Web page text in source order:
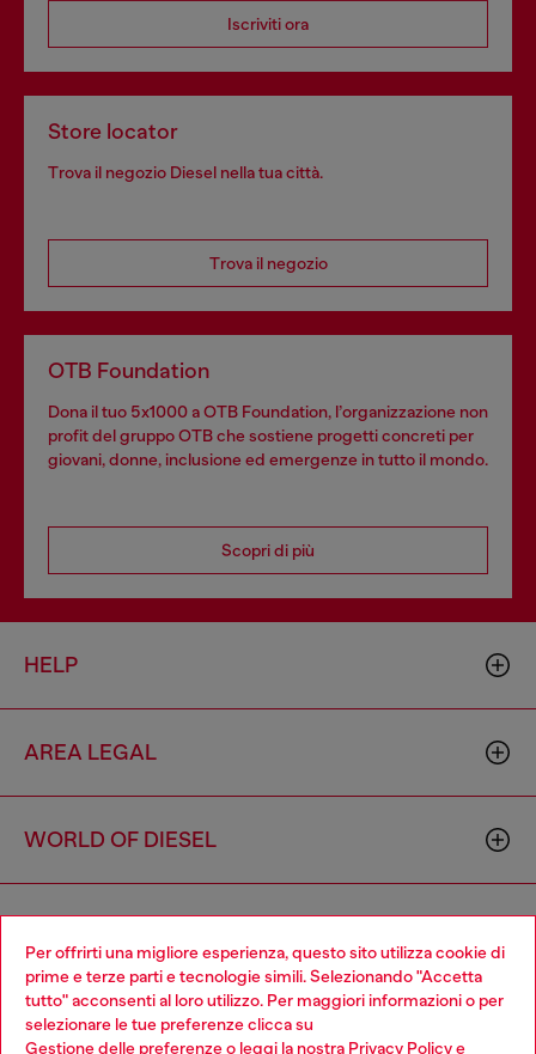
Per offrirti una migliore esperienza, questo sito utilizza cookie di
prime e terze parti e tecnologie simili. Selezionando "Accetta
tutto" acconsenti al loro utilizzo. Per maggiori informazioni o per
selezionare le tue preferenze clicca su
Gestione delle preferenzeo leggi la nostra Privacy Policye
Iscriviti ora
Store locator
Trova il negozio Diesel nella tua città.
Trova il negozio
OTB Foundation
Dona il tuo 5x1000 a OTB Foundation, l’organizzazione non
profit del gruppo OTB che sostiene progetti concreti per
giovani, donne, inclusione ed emergenze in tutto il mondo.
Scopri di più
HELP
AREA LEGAL
WORLD OF DIESEL
Choose your location